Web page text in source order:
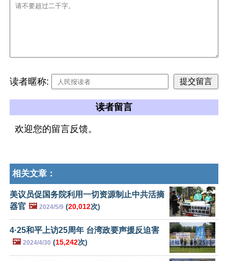
读者暱称:
读者留言
欢迎您的留言反馈。
相关文章：
美议员促国务院利用一切资源制止中共活摘
器官 🖼️ 2024/5/9 (20,012次)
4·25和平上访25周年 台湾政要声援反迫害
🖼️ 2024/4/30 (15,242次)